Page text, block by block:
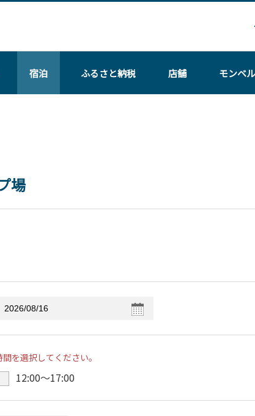
宿泊 ふるさと納税 店舗 モンベル
場
間を選択してください。
12:00〜17:00